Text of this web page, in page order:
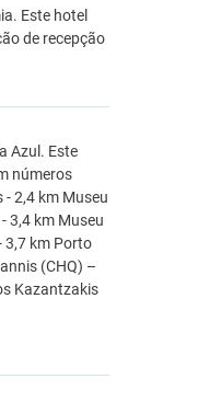
Este hotel
de recepção
Azul. Este
números
- 2,4 km Museu
3,4 km Museu
3,7 km Porto
(CHQ) –
Kazantzakis